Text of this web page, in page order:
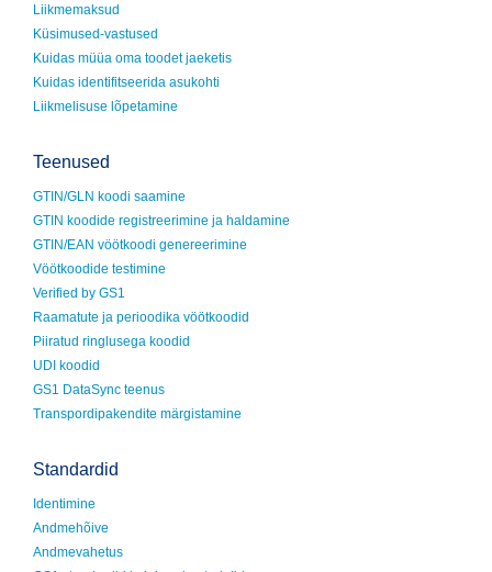
Liikmemaksud
Küsimused-vastused
Kuidas müüa oma toodet jaeketis
Kuidas identifitseerida asukohti
Liikmelisuse lõpetamine
Teenused
GTIN/GLN koodi saamine
GTIN koodide registreerimine ja haldamine
GTIN/EAN vöötkoodi genereerimine
Vöötkoodide testimine
Verified by GS1
Raamatute ja perioodika vöötkoodid
Piiratud ringlusega koodid
UDI koodid
GS1 DataSync teenus
Transpordipakendite märgistamine
Standardid
Identimine
Andmehõive
Andmevahetus